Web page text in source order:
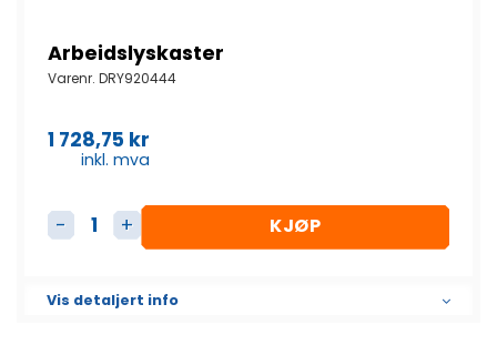
Arbeidslyskaster
Varenr. DRY920444
1 728,75 kr
inkl. mva
Arbeidslyskaster antall KJØP
Vis detaljert info